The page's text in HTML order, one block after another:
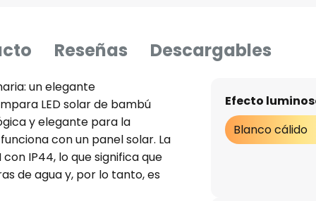
Reseñas Descargables
un elegante
LED solar de bambú
y elegante para la
con un panel solar. La
IP44, lo que significa que
de agua y, por lo tanto, es
El cable USB-C
Efecto
Blanco cálido